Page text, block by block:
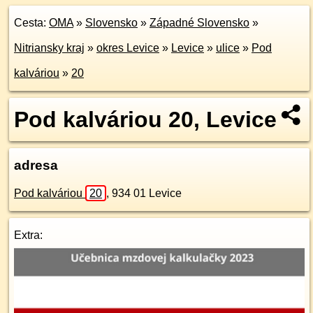
Cesta: OMA» Slovensko » Západné Slovensko »
Nitriansky kraj » okres Levice » Levice » ulice » Pod
kalváriou » 20
Pod kalváriou 20, Levice
adresa
Pod kalváriou 20 , 934 01 Levice
Extra: